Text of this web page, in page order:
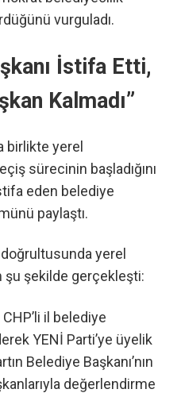
vurguladı.
İstifa Etti,
Kalmadı”
birlikte yerel
sürecinin başladığını
eden belediye
paylaştı.
doğrultusunda yerel
şekilde gerçekleşti:
CHP’li il belediye
YENİ Parti’ye üyelik
Belediye Başkanı’nın
değerlendirme